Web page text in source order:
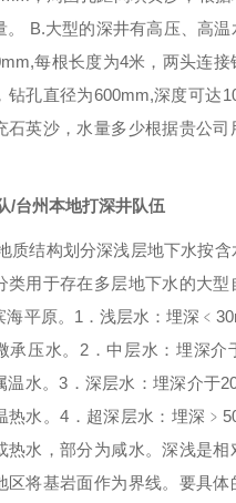
。 B.大型的深井有高压、高
每根长度为4米，两头连
钻孔直径为600mm,深度可达
石英沙，水量多少根据贵公司
/台州本地打深井队伍
质结构划分深浅层地下水按含
类用于存在多层地下水的大型
海平原。1．浅层水：埋深
承压水。2．中层水：埋深介
温水。3．深层水：埋深介于
热水。4．超深层水：埋深
热水，部分为咸水。深浅是相
区将基岩面作为界线。要具体